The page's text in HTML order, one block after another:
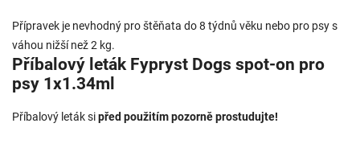
Přípravek je nevhodný pro štěňata do 8 týdnů věku nebo pro psy s
váhou nižší než 2 kg.
Příbalový leták Fypryst Dogs spot-on pro
psy 1x1.34ml
Příbalový leták sipřed použitím pozorně prostudujte!